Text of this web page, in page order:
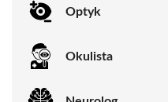
Optyk
Okulista